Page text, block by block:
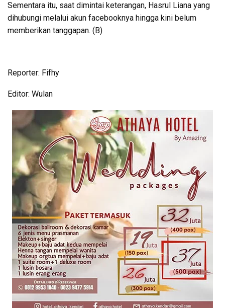
Sementara itu, saat dimintai keterangan, Hasrul Liana yang
dihubungi melalui akun facebooknya hingga kini belum
memberikan tanggapan. (B)
Reporter: Fifhy
Editor: Wulan